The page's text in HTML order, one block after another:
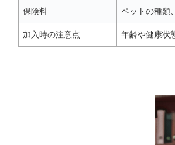
保険料 ペットの種類
加入時の注意点 年齢や健康状